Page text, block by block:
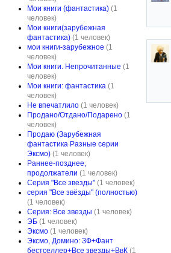
Мои книги (фантастика) (1
человек)
Мои книги(зарубежная
фантастика) (1 человек)
мои книги-зарубежное (1
человек)
Мои книги. Непрочитанные (1
человек)
Мои книги: фантастика (1
человек)
Не впечатлило (1 человек)
Продано/Отдано/Подарено (1
человек)
Продаю (Зарубежная
фантастика Разные серии
Эксмо) (1 человек)
Раннее-позднее,
продолжатели (1 человек)
Серия "Все звезды" (1 человек)
серия "Все звёзды" (полностью)
(1 человек)
Серия: Все звезды (1 человек)
ЭБ (1 человек)
Эксмо (1 человек)
Эксмо, Домино: ЗФ+Фант
бестселлер+Все звезды+ВвК (1